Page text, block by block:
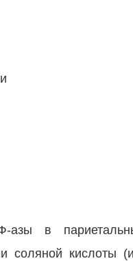
азы в
соляной кислоты